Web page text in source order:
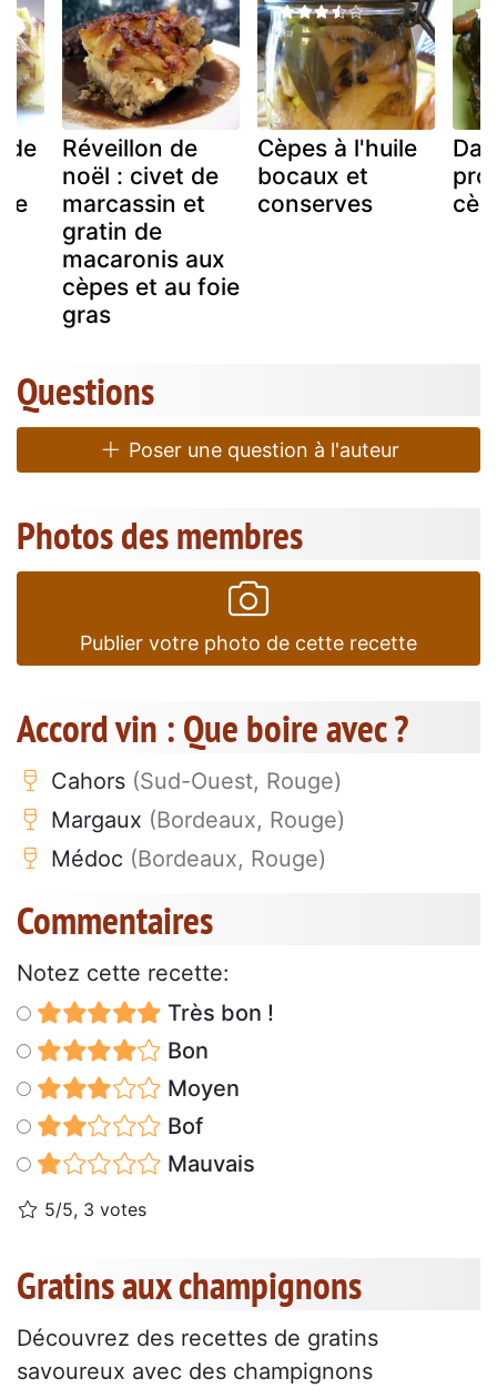
de
Réveillon de
noël : civet de
marcassin et
gratin de
macaronis aux
cèpes et au foie
gras
Cèpes à l'huile
bocaux et
conserves
Questions
Poser une question à l'auteur
Photos des membres
Publier votre photo de cette recette
Accord vin : Que boire avec ?
Cahors (Sud-Ouest, Rouge)
Margaux (Bordeaux, Rouge)
Médoc (Bordeaux, Rouge)
Commentaires
Notez cette recette:
Très bon !
Bon
Moyen
Bof
Mauvais
5/5, 3 votes
Gratins aux champignons
Découvrez des recettes de gratins
savoureux avec des champignons